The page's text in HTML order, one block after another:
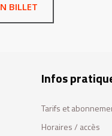
BILLET
Infos
Tarifs et
Horaires / accès